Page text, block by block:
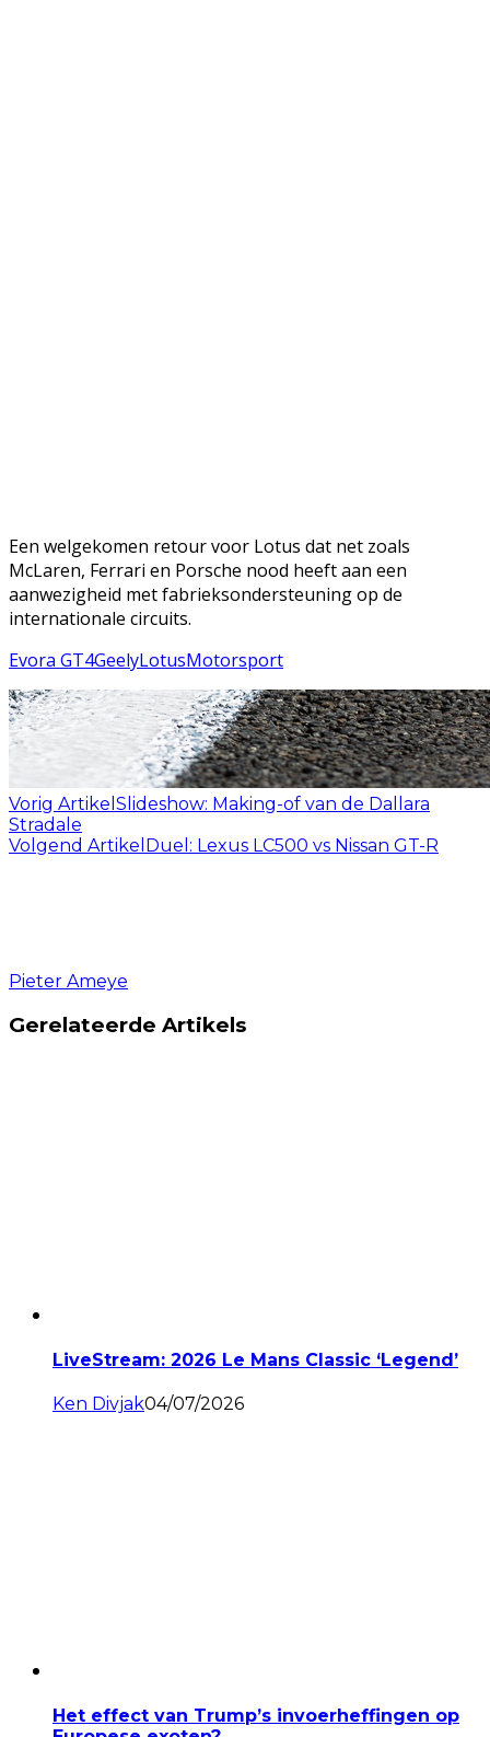
Een welgekomen retour voor Lotus dat net zoals
McLaren, Ferrari en Porsche nood heeft aan een
aanwezigheid met fabrieksondersteuning op de
internationale circuits.
Evora GT4GeelyLotusMotorsport
Vorig Artikel Slideshow: Making-of van de Dallara
Stradale
Volgend Artikel Duel: Lexus LC500 vs Nissan GT-R
Pieter Ameye
Gerelateerde Artikels
LiveStream: 2026 Le Mans Classic ‘Legend’
Ken Divjak04/07/2026
Het effect van Trump’s invoerheffingen op